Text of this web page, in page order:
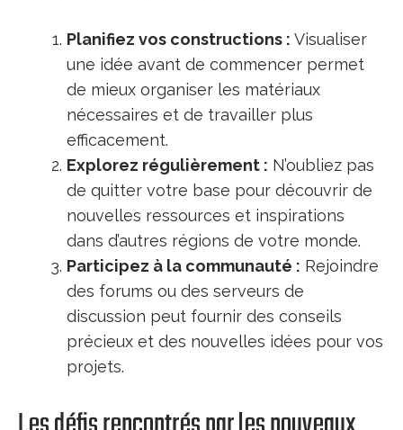
Planifiez vos constructions : Visualiser
une idée avant de commencer permet
de mieux organiser les matériaux
nécessaires et de travailler plus
efficacement.
Explorez régulièrement : N’oubliez pas
de quitter votre base pour découvrir de
nouvelles ressources et inspirations
dans d’autres régions de votre monde.
Participez à la communauté : Rejoindre
des forums ou des serveurs de
discussion peut fournir des conseils
précieux et des nouvelles idées pour vos
projets.